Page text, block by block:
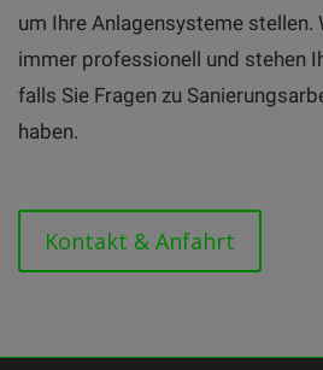
um Ihre Anlagensysteme stellen.
immer professionell und stehen
falls Sie Fragen zu
haben.
Kontakt & Anfahrt